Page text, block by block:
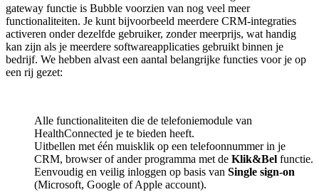
gateway functie is Bubble voorzien van nog veel meer
functionaliteiten. Je kunt bijvoorbeeld meerdere CRM-integraties
activeren onder dezelfde gebruiker, zonder meerprijs, wat handig
kan zijn als je meerdere softwareapplicaties gebruikt binnen je
bedrijf. We hebben alvast een aantal belangrijke functies voor je op
een rij gezet:
Alle functionaliteiten die de telefoniemodule van
HealthConnected je te bieden heeft.
Uitbellen met één muisklik op een telefoonnummer in je
CRM, browser of ander programma met de Klik&Bel functie.
Eenvoudig en veilig inloggen op basis van Single sign-on
(Microsoft, Google of Apple account).